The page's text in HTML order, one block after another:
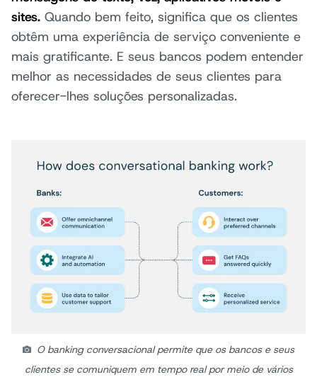
sites. Quando bem feito, significa que os clientes
obtêm uma experiência de serviço conveniente e
mais gratificante. E seus bancos podem entender
melhor as necessidades de seus clientes para
oferecer-lhes soluções personalizadas.
O banking conversacional permite que os bancos e seus
clientes se comuniquem em tempo real por meio de vários